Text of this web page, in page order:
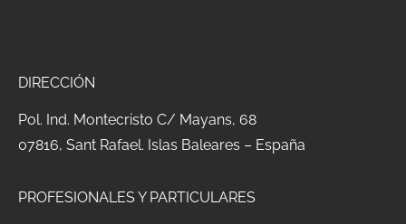
DIRECCIÓN
Pol. Ind. Montecristo C/ Mayans, 68
07816, Sant Rafael. Islas Baleares – España
PROFESIONALES Y PARTICULARES